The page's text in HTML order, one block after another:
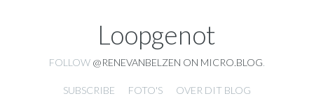
Loopgenot
FOLLOW @RENEVANBELZEN ON MICRO.BLOG
SUBSCRIBE FOTO'S
OVER DIT BLOG